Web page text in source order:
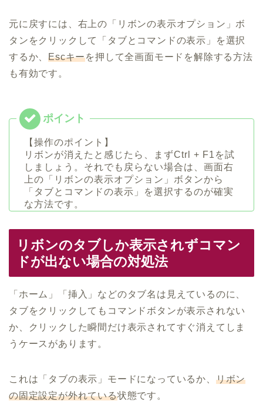
元に戻すには、右上の「リボンの表示オプション」ボ
タンをクリックして「タブとコマンドの表示」を選択
するか、Escキーを押して全画面モードを解除する方法
も有効です。
【操作のポイント】
リボンが消えたと感じたら、まずCtrl + F1を試
しましょう。それでも戻らない場合は、画面右
上の「リボンの表示オプション」ボタンから
「タブとコマンドの表示」を選択するのが確実
な方法です。
リボンのタブしか表示されずコマン
ドが出ない場合の対処法
「ホーム」「挿入」などのタブ名は見えているのに、
タブをクリックしてもコマンドボタンが表示されない
か、クリックした瞬間だけ表示されてすぐ消えてしま
うケースがあります。
これは「タブの表示」モードになっているか、 リボン
の固定設定が外れている状態です。